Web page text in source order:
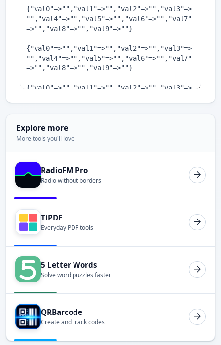
Explore more
More tools you'll love
RadioFM Pro
Radio without borders
TiPDF
Everyday PDF tools
5 Letter Words
Solve word puzzles faster
QRBarcode
Create and track codes